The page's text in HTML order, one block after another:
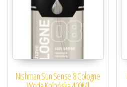
Nishman Sun Sense 8 Cologne